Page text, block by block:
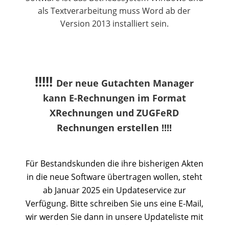
als Textverarbeitung muss Word ab der
Version 2013 installiert sein.
!!!!! Der neue Gutachten Manager
kann E-Rechnungen im Format
XRechnungen und ZUGFeRD
Rechnungen erstellen !!!!
Für Bestandskunden die ihre bisherigen Akten
in die neue Software übertragen wollen, steht
ab Januar 2025 ein Updateservice zur
Verfügung. Bitte schreiben Sie uns eine E-Mail,
wir werden Sie dann in unsere Updateliste mit